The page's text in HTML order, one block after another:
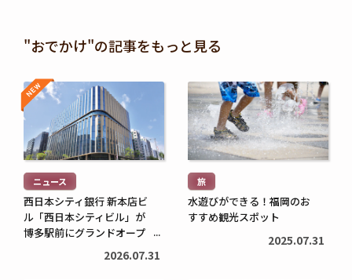
"おでかけ"の記事をもっと見る
続
き
読
む
>
NEW
NEW
ニュース
西日本シティ銀行 新本店ビ
ル「西日本シティビル」が
博多駅前にグランドオープ
2026.07.31
続
き
を
読
む
> 旅
水遊びができる！福岡のお
すすめ観光スポット
2025.07.31